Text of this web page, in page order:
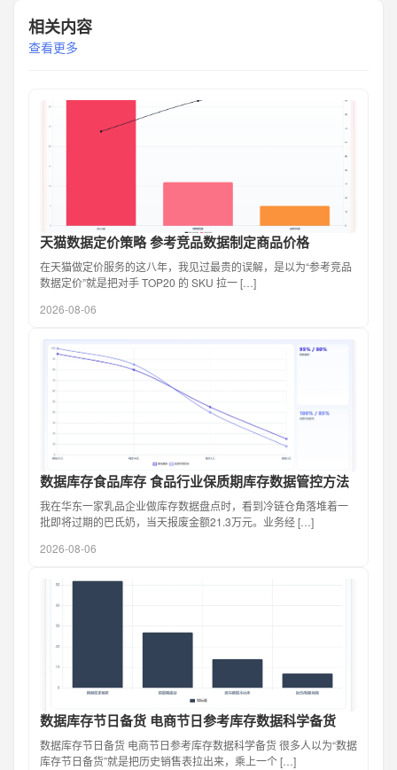
相关内容
查看更多
天猫数据定价策略 参考竞品数据制定商品价格
在天猫做定价服务的这八年，我见过最贵的误解，是以为“参考竞品
数据定价”就是把对手 TOP20 的 SKU 拉一 […]
2026-08-06
数据库存食品库存 食品行业保质期库存数据管控方法
我在华东一家乳品企业做库存数据盘点时，看到冷链仓角落堆着一
批即将过期的巴氏奶，当天报废金额21.3万元。业务经 […]
2026-08-06
数据库存节日备货 电商节日参考库存数据科学备货
数据库存节日备货 电商节日参考库存数据科学备货 很多人以为“数据
库存节日备货”就是把历史销售表拉出来，乘上一个 […]